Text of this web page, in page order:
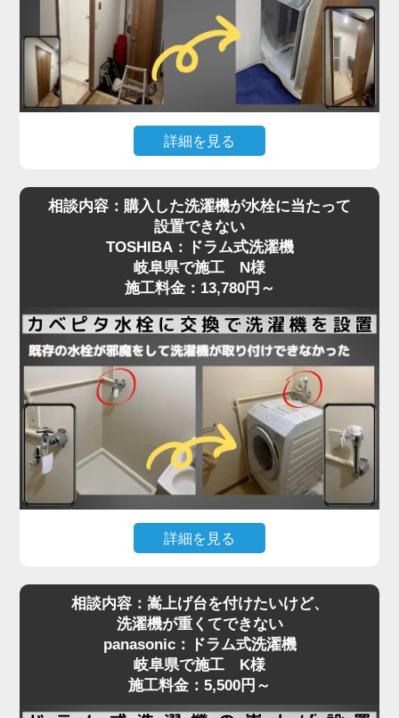
ご連絡をいただいた際には「設置できる業者が見つ
からず困っている」とのお声も。現地を確認したう
えで、洗濯パンと各障害物との距離を慎重に測りな
がら、数ミリ単位で位置調整し、無事に搬入・設置
を完了しました。施工料金は3,980円～で、T様にも
大変ご満足いただけました。
「スペースが狭い」「他社に断られた」など、難し
い設置条件でも対応可能なケースは多くあります。
まずはお気軽にご相談ください。プロの判断で最適
な方法をご提案いたします
詳細を見る
っとした障害が設置を難しくすることがあります。
今回、岐阜県でご依頼いただいたO様のケースで
は、「購入したSHARPのドラム式洗濯機が脱衣所
の扉に当たって入らない」というお悩みでした。
現地確認の結果、開き戸の開口幅が洗濯機本体の寸
法ギリギリで、水栓位置はクリアしていたものの、
扉が障害物となって搬入が不可能な状態。そのた
め、扉を丁寧に取り外してから搬入し、所定の位置
に設置。その後、扉を元通りに復旧することでスム
ーズに作業を完了しました。施工料金はドラム式洗
濯機設置費用と扉の脱着費用で7,280円～となり、
「最初はどうなるかと思ったけど、無事に入って本
当に助かりました」とお喜びいただきました。
洗濯機取り付けには、扉や壁、水栓の位置などさま
ざまな要素が関係します。搬入の難しい住宅でも対
い。プロが現場で判断し、最適な方法で確実に設置
いたします。
相談内容：購入した洗濯機が水栓に当たって
設置できない
TOSHIBA：ドラム式洗濯機
岐阜県で施工 N様
施工料金：13,780円～
詳細を見る
らない」といったご相談は、ドラム式洗濯機に特に
多く見られます。今回、岐阜県で施工させていただ
いたN様のご自宅もまさにそのケースでした。購入
されたのはTOSHIBAのドラム式洗濯機。設置スペ
ースには洗濯パンがありましたが、既設の蛇口（水
相談内容：嵩上げ台を付けたいけど、
洗濯機が重くてできない
panasonic：ドラム式洗濯機
岐阜県で施工 K様
施工料金：5,500円～